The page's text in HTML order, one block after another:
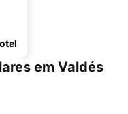
em Valdés